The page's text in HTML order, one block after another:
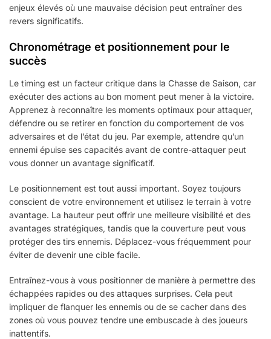
enjeux élevés où une mauvaise décision peut entraîner des
revers significatifs.
Chronométrage et positionnement pour le
succès
Le timing est un facteur critique dans la Chasse de Saison, car
exécuter des actions au bon moment peut mener à la victoire.
Apprenez à reconnaître les moments optimaux pour attaquer,
défendre ou se retirer en fonction du comportement de vos
adversaires et de l’état du jeu. Par exemple, attendre qu’un
ennemi épuise ses capacités avant de contre-attaquer peut
vous donner un avantage significatif.
Le positionnement est tout aussi important. Soyez toujours
conscient de votre environnement et utilisez le terrain à votre
avantage. La hauteur peut offrir une meilleure visibilité et des
avantages stratégiques, tandis que la couverture peut vous
protéger des tirs ennemis. Déplacez-vous fréquemment pour
éviter de devenir une cible facile.
Entraînez-vous à vous positionner de manière à permettre des
échappées rapides ou des attaques surprises. Cela peut
impliquer de flanquer les ennemis ou de se cacher dans des
zones où vous pouvez tendre une embuscade à des joueurs
inattentifs.